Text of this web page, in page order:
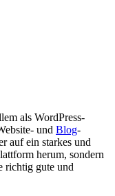
als WordPress-
und Blog-
auf ein starkes und
herum, sondern
richtig gute und